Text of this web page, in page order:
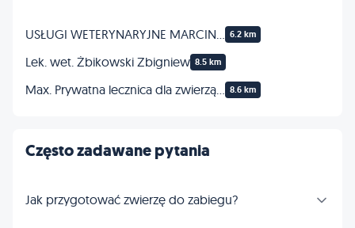
6.2 km
Lek. wet. Żbikowski Zbigniew 8.5 km
8.6 km
Często zadawane pytania
Jak przygotować zwierzę do zabiegu?